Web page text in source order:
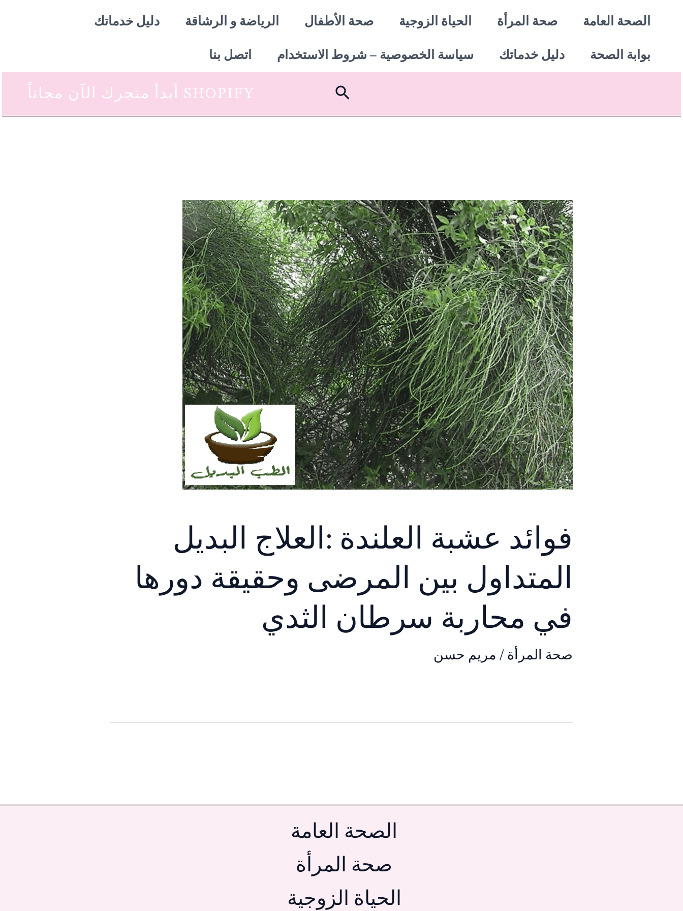
تخطيالصحة العامة صحة المرأة الحياة الزوجية صحة الأطفال الرياضة و الرشاقة دليل خدماتك
بوابة الصحة دليل خدماتك سياسة الخصوصية – شروط الاستخدام اتصل بنا
البحث SHOPIFY أبدأ متجرك الآن مجاناً
فوائد عشبة العلندة :العلاج البديل
المتداول بين المرضى وحقيقة دورها
في محاربة سرطان الثدي
صحة المرأة / مريم حسن
الصحة العامة
صحة المرأة
الحياة الزوجية